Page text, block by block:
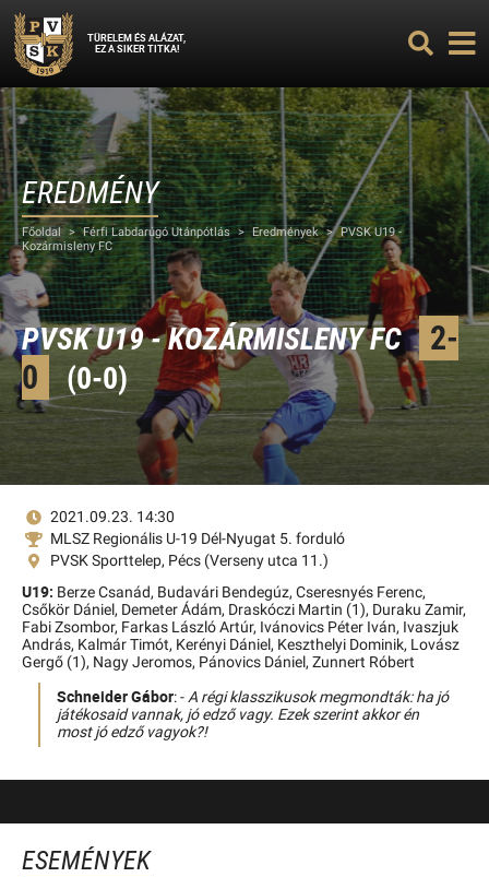
TÜRELEM ÉS ALÁZAT,
EZ A SIKER TITKA!
EREDMÉNY
Főoldal > Férfi Labdarúgó Utánpótlás > Eredmények > PVSK U19 -
Kozármisleny FC
PVSK U19 - KOZÁRMISLENY FC
2-
0
(0-0)
2021.09.23. 14:30
MLSZ Regionális U-19 Dél-Nyugat 5. forduló
PVSK Sporttelep, Pécs (Verseny utca 11.)
U19: Berze Csanád, Budavári Bendegúz, Cseresnyés Ferenc,
Csőkör Dániel, Demeter Ádám, Draskóczi Martin (1), Duraku Zamir,
Fabi Zsombor, Farkas László Artúr, Ivánovics Péter Iván, Ivaszjuk
András, Kalmár Timót, Kerényi Dániel, Keszthelyi Dominik, Lovász
Gergő (1), Nagy Jeromos, Pánovics Dániel, Zunnert Róbert
Schneider Gábor: -A régi klasszikusok megmondták: ha jó
játékosaid vannak, jó edző vagy. Ezek szerint akkor én
most jó edző vagyok?!
ESEMÉNYEK